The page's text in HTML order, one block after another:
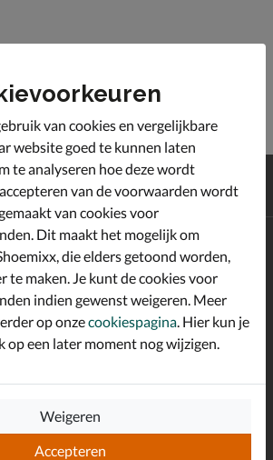
en retour*
nieuwsbrief en ontvang €10,-
van cookies en vergelijkbare
website goed te kunnen laten
te analyseren hoe deze wordt
van de voorwaarden wordt
van cookies voor
Dit maakt het mogelijk om
die elders getoond worden,
te maken. Je kunt de cookies voor
indien gewenst weigeren. Meer
op onzecookiespagina . Hier kun je
een later moment nog wijzigen.
Accepteren
Weigeren